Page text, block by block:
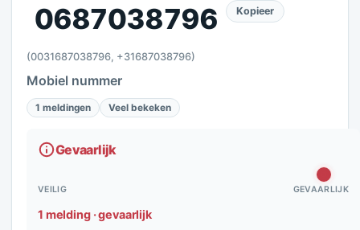
0687038796
(0031687038796, +31687038796)
Kopieer
Mobiel nummer
1 meldingen Veel bekeken
Gevaarlijk
VEILIG GEVAARLIJK
1 melding · gevaarlijk